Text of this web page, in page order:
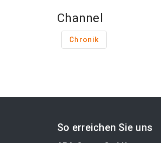
Channel
Chronik
So erreichen Sie uns